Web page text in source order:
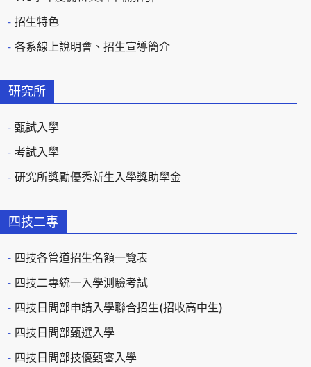
招生特色
各系線上說明會、招生宣導簡介
研究所
甄試入學
考試入學
研究所獎勵優秀新生入學獎助學金
四技二專
四技各管道招生名額一覽表
四技二專統一入學測驗考試
四技日間部申請入學聯合招生(招收高中生)
四技日間部甄選入學
四技日間部技優甄審入學